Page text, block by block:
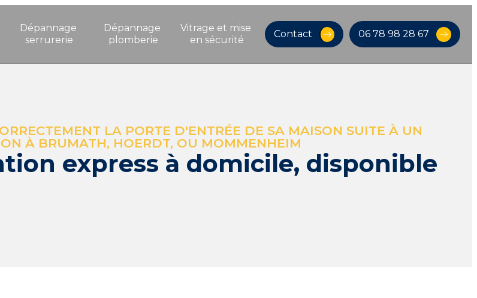
Dépannage
serrurerie
Dépannage
plomberie
Vitrage et mise
en sécurité
Contact 06 78 98 28 67
LA PORTE D'ENTRÉE DE SA MAISON SUITE À UN
À BRUMATH, HOERDT, OU MOMMENHEIM
express à domicile, disponible